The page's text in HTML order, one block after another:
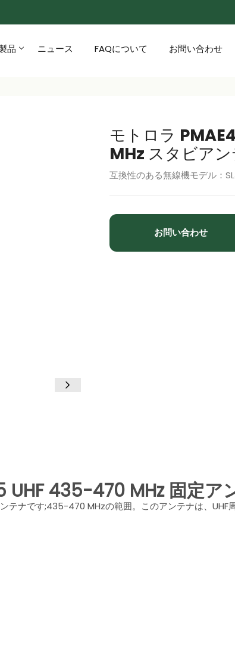
品 ニュース FAQについて お問い合わせ
モトロラ
MHz スタビア
互換性のある無線機モデル：
お問い合わせ
UHF 435-470 MHz 固定ア
テナです;435-470 MHzの範囲。このアンテナは、UHF